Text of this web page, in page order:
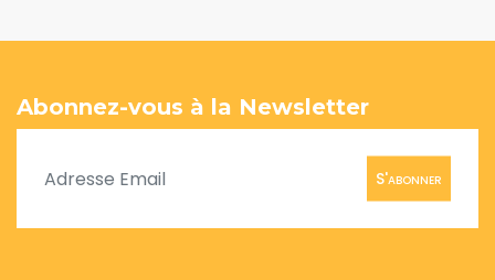
Abonnez-vous à la Newsletter
S'abonner